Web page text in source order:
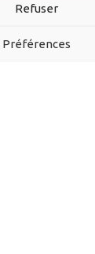
Refuser
Préférences